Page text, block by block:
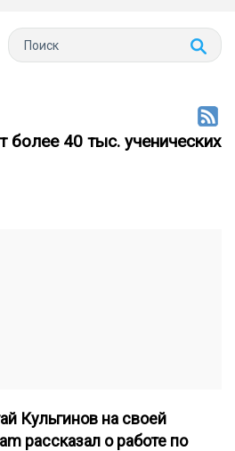
более 40 тыс. ученических
Кульгинов на своей
рассказал о работе по